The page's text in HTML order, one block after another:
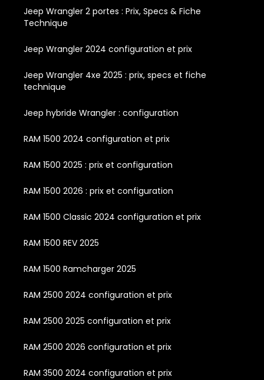
Jeep Wrangler 2 portes : Prix, Specs & Fiche
Technique
Jeep Wrangler 2024 configuration et prix
Jeep Wrangler 4xe 2025 : prix, specs et fiche
technique
Jeep hybride Wrangler : configuration
RAM 1500 2024 configuration et prix
RAM 1500 2025 : prix et configuration
RAM 1500 2026 : prix et configuration
RAM 1500 Classic 2024 configuration et prix
RAM 1500 REV 2025
RAM 1500 Ramcharger 2025
RAM 2500 2024 configuration et prix
RAM 2500 2025 configuration et prix
RAM 2500 2026 configuration et prix
RAM 3500 2024 configuration et prix